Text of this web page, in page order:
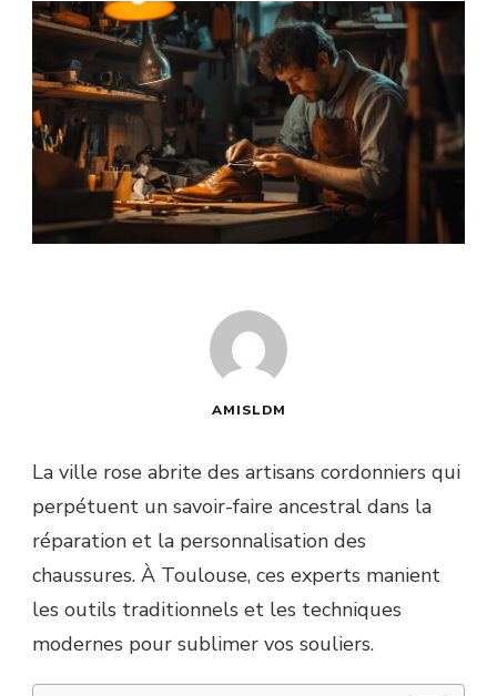
AMISLDM
La ville rose abrite des artisans cordonniers qui
perpétuent un savoir-faire ancestral dans la
réparation et la personnalisation des
chaussures. À Toulouse, ces experts manient
les outils traditionnels et les techniques
modernes pour sublimer vos souliers.